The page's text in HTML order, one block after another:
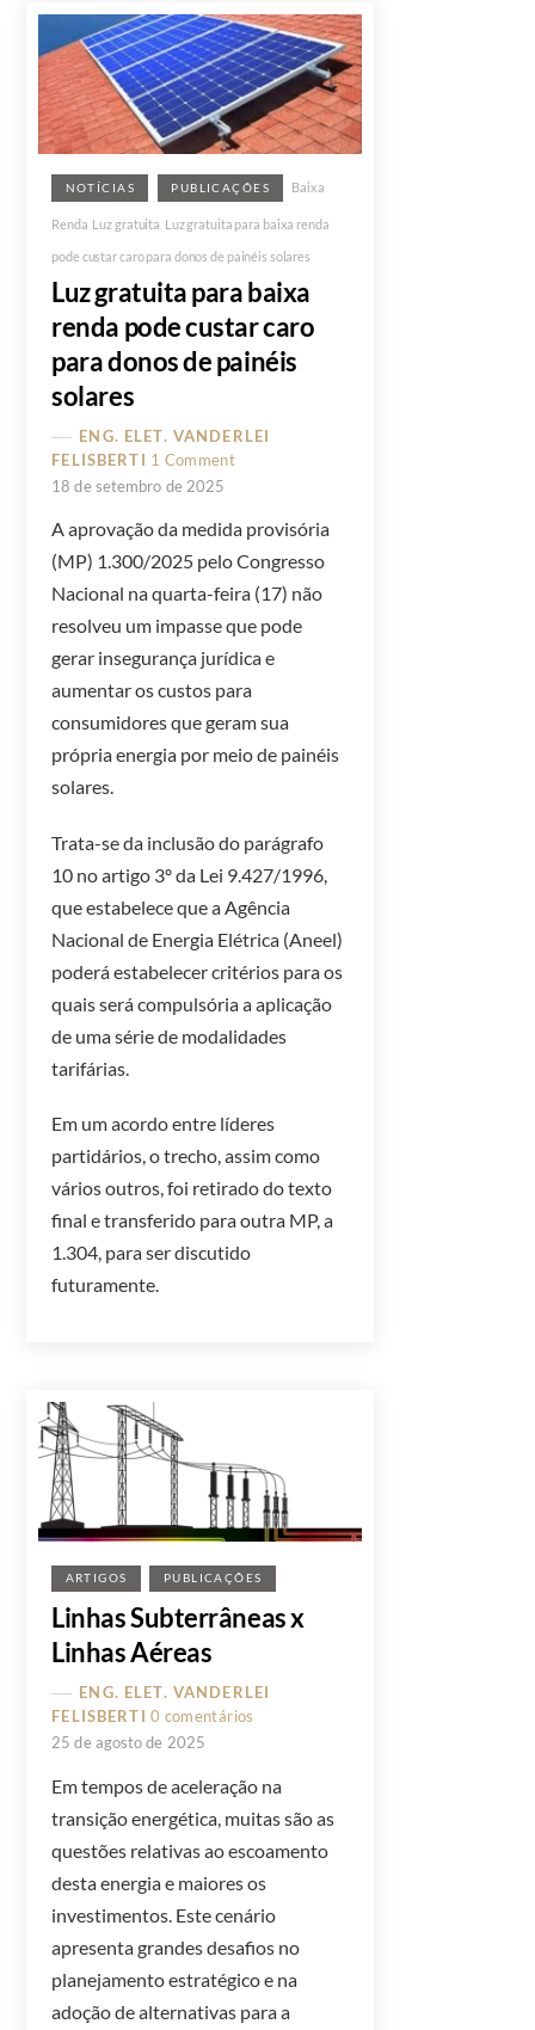
NOTÍCIAS PUBLICAÇÕES Baixa
Renda Luz gratuita Luz gratuita para baixa renda
pode custar caro para donos de painéis solares
Luz gratuita para baixa
renda pode custar caro
para donos de painéis
solares
ENG. ELET. VANDERLEI
FELISBERTI 1 Comment
18 de setembro de 2025
A aprovação da medida provisória
(MP) 1.300/2025 pelo Congresso
Nacional na quarta-feira (17) não
resolveu um impasse que pode
gerar insegurança jurídica e
aumentar os custos para
consumidores que geram sua
própria energia por meio de painéis
solares.
Trata-se da inclusão do parágrafo
10 no artigo 3º da Lei 9.427/1996,
que estabelece que a Agência
Nacional de Energia Elétrica (Aneel)
poderá estabelecer critérios para os
quais será compulsória a aplicação
de uma série de modalidades
tarifárias.
Em um acordo entre líderes
partidários, o trecho, assim como
vários outros, foi retirado do texto
final e transferido para outra MP, a
1.304, para ser discutido
futuramente.
ARTIGOS PUBLICAÇÕES
Linhas Subterrâneas x
Linhas Aéreas
ENG. ELET. VANDERLEI
FELISBERTI 0 comentários
25 de agosto de 2025
Em tempos de aceleração na
transição energética, muitas são as
questões relativas ao escoamento
desta energia e maiores os
investimentos. Este cenário
apresenta grandes desafios no
planejamento estratégico e na
adoção de alternativas para a